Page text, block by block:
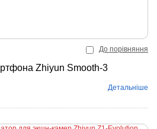
До порівняння
Zhiyun Smooth-3
Детальніше